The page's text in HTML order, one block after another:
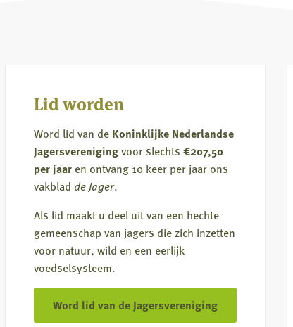
Lid worden
Word lid van de Koninklijke Nederlandse
Jagersverenigingvoor slechts €207,50
per jaaren ontvang 10 keer per jaar ons
vakblad de Jager.
Als lid maakt u deel uit van een hechte
gemeenschap van jagers die zich inzetten
voor natuur, wild en een eerlijk
voedselsysteem.
Word lid van de Jagersvereniging